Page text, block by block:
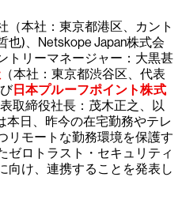
（本社：東京都港区、カント
也)、Netskope Japan株式会
トリーマネージャー：大黒甚
（本社：東京都渋谷区、代表
日本プルーフポイント株式
取締役社長：茂木正之、以
本日、昨今の在宅勤務やテレ
リモートな勤務環境を保護す
ゼロトラスト・セキュリティ
向け、連携することを発表し